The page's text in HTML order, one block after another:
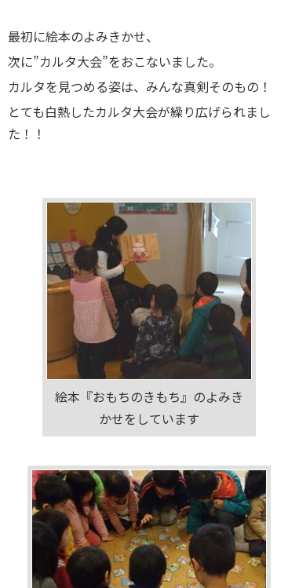
最初に絵本のよみきかせ、
次に”カルタ大会”をおこないました。
カルタを見つめる姿は、みんな真剣そのもの！
とても白熱したカルタ大会が繰り広げられまし
た！！
絵本『おもちのきもち』のよみき
かせをしています